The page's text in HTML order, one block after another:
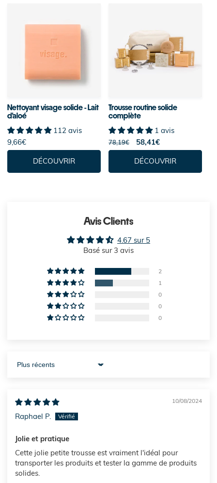
Nettoyant visage solide - Lait
d'aloé
112 avis
9,66€
DÉCOUVRIR
Trousse routine solide
complète
1 avis
Prix
habituel
78,19€
Prix
soldé
58,41€
DÉCOUVRIR
Avis Clients
4.67 sur 5
Basé sur 3 avis
2
1
0
0
0
Sort by
10/08/2024
Raphael P.
Jolie et pratique
Cette jolie petite trousse est vraiment l'idéal pour
transporter les produits et tester la gamme de produits
solides.